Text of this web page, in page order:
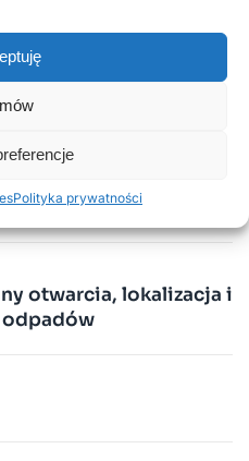
Polityka prywatności
roku
otwarcia, lokalizacja i
odpadów